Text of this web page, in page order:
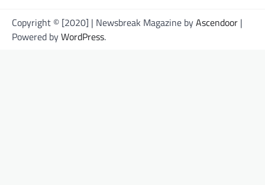
Copyright © [2020] | Newsbreak Magazine byAscendoor |
Powered byWordPress.